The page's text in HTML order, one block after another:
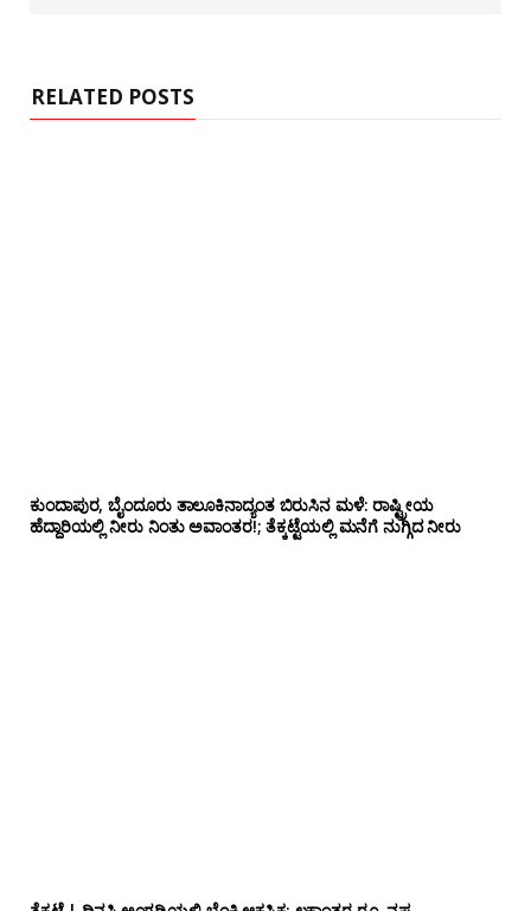
RELATED POSTS
ಕುಂದಾಪುರ, ಬೈಂದೂರು ತಾಲೂಕಿನಾದ್ಯಂತ ಬಿರುಸಿನ ಮಳೆ: ರಾಷ್ಟ್ರೀಯ
ಹೆದ್ದಾರಿಯಲ್ಲಿ‌ ನೀರು ನಿಂತು ಅವಾಂತರ!; ತೆಕ್ಕಟ್ಟೆಯಲ್ಲಿ ಮನೆಗೆ ನುಗ್ಗಿದ ನೀರು